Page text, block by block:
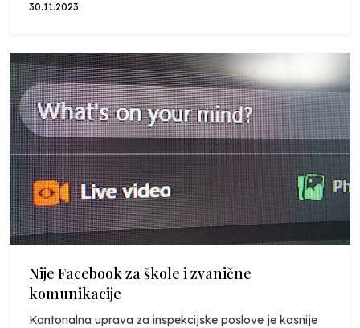
30.11.2023
Nije Facebook za škole i zvanične
komunikacije
Kantonalna uprava za inspekcijske poslove je kasnije